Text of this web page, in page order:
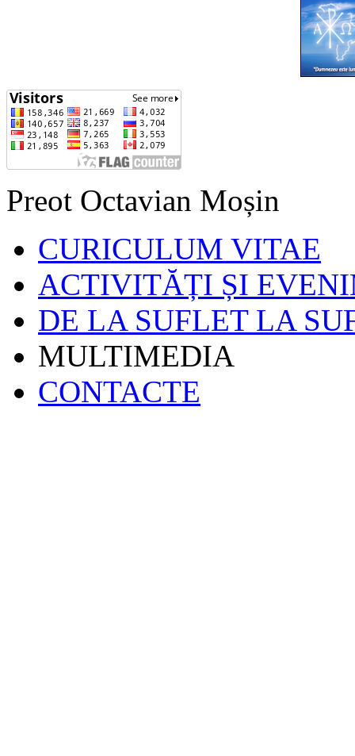
Preot Octavian Moșin
CURICULUM VITAE
ACTIVITĂȚI ȘI
DE LA SUFLET LA
MULTIMEDIA
CONTACTE